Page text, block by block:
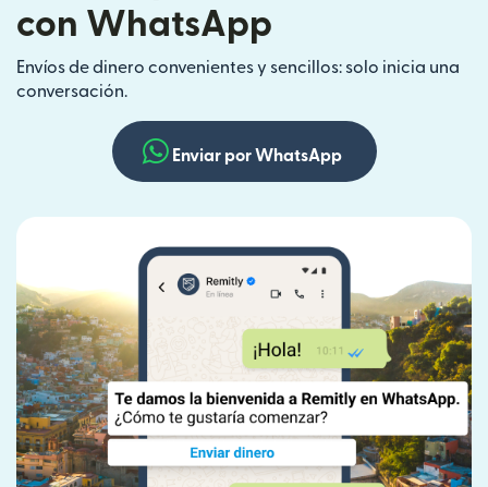
con WhatsApp
Envíos de dinero convenientes y sencillos: solo inicia una
conversación.
Enviar por WhatsApp